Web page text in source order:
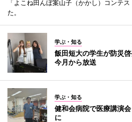
「よこね田んぼ案山子（かかし）コンテ
た。
学ぶ・知る
飯田短大の学生が防災
今月から放送
学ぶ・知る
健和会病院で医療講演
に